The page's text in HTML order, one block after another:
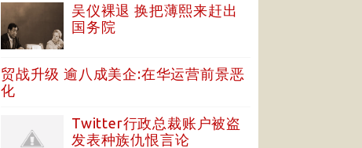
吴仪裸退 换把薄熙来赶出
国务院
贸战升级 逾八成美企:在华运营前景恶
化
Twitter行政总裁账户被盗
发表种族仇恨言论